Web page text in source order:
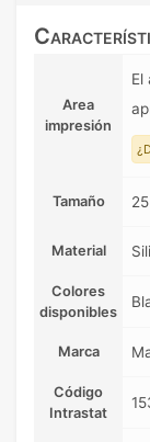
Area
impresión
El
Tamaño
Material
Colores
disponibles
Marca
Código
Intrastat